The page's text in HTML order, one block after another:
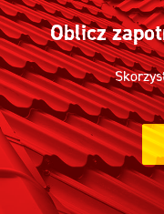
Oblicz